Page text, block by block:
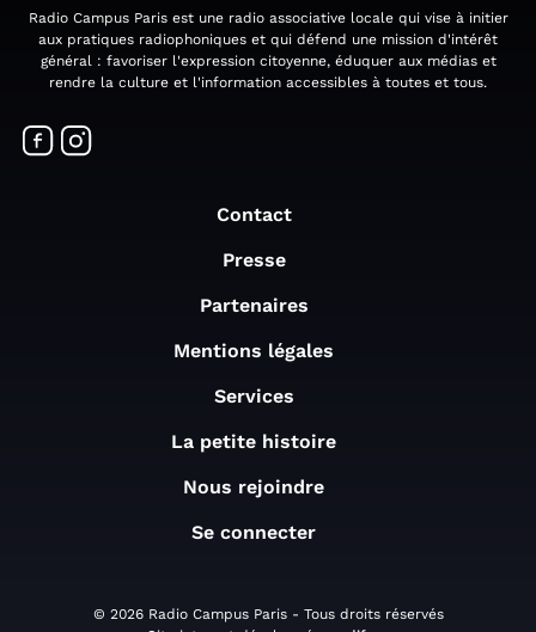
Radio Campus Paris est une radio associative locale qui vise à initier
aux pratiques radiophoniques et qui défend une mission d'intérêt
général : favoriser l'expression citoyenne, éduquer aux médias et
rendre la culture et l'information accessibles à toutes et tous.
Contact
Presse
Partenaires
Mentions légales
Services
La petite histoire
Nous rejoindre
Se connecter
© 2026 Radio Campus Paris - Tous droits réservés